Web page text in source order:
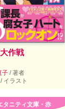
作戦
子 / 著者
/ イラスト
タニティ文庫・赤